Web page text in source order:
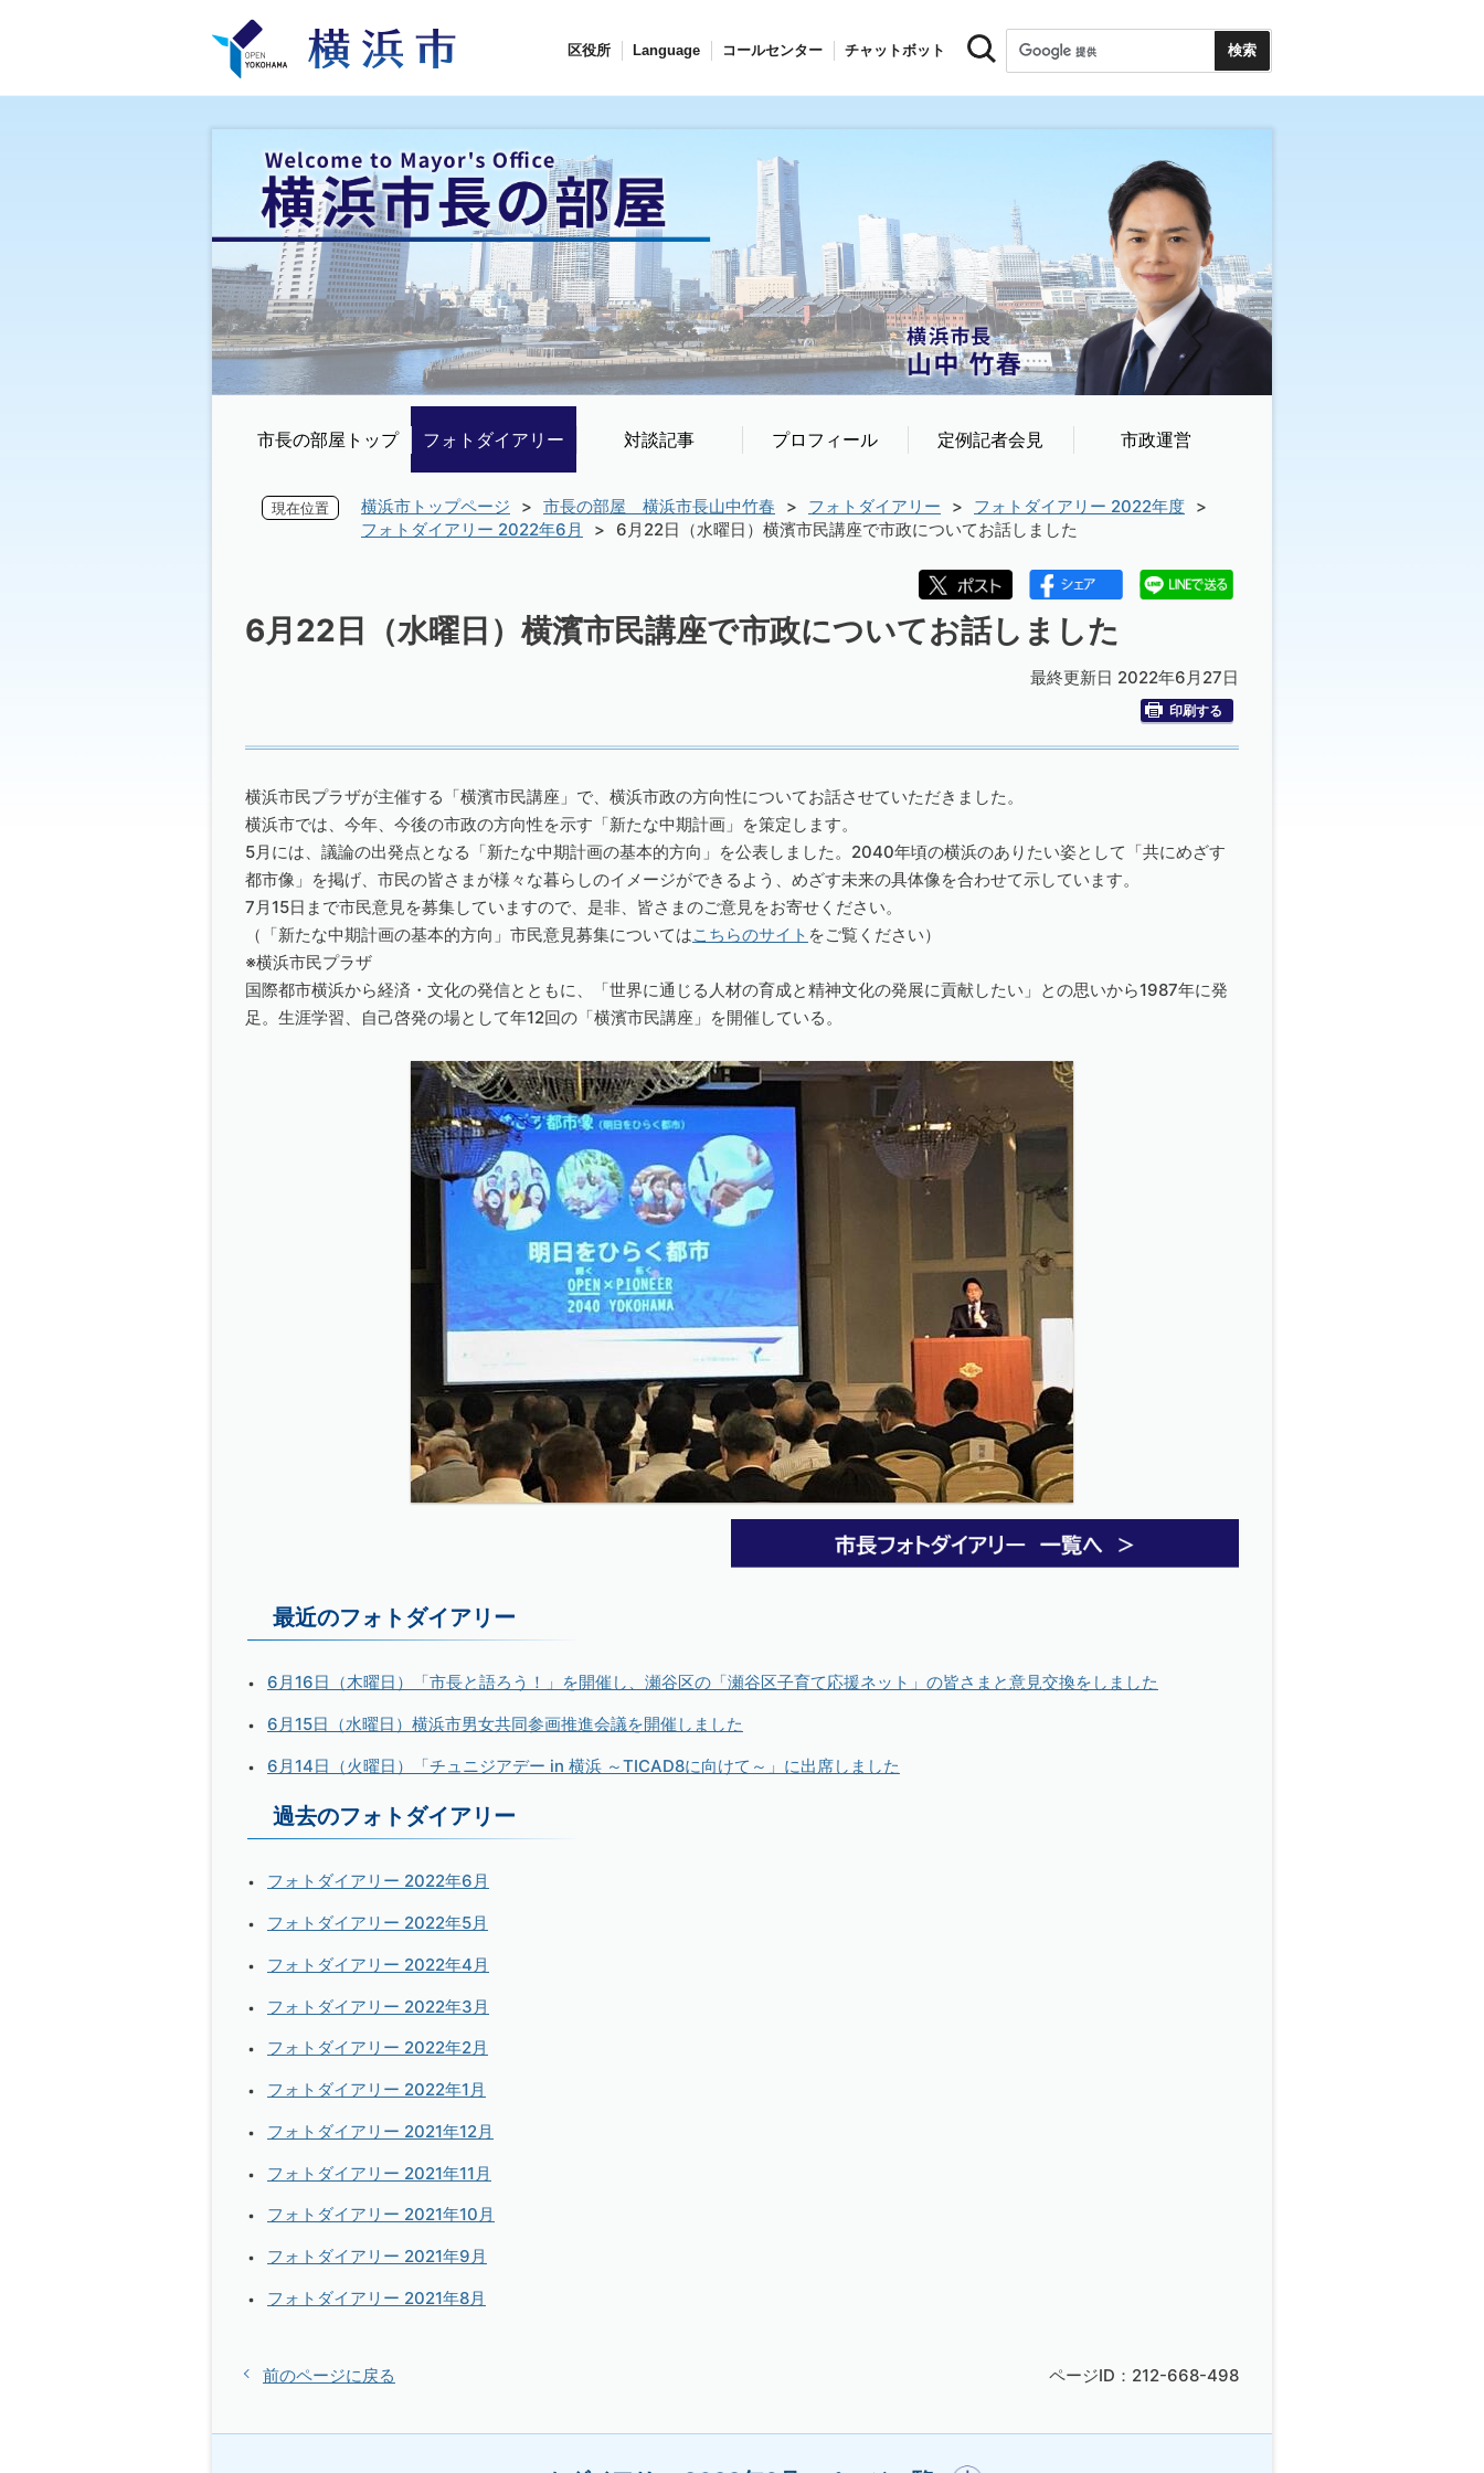
区役所 Language コールセンター チャットボット
市長の部屋トップ フォトダイアリー 対談記事 プロフィール 定例記者会見 市政運営
現在位置 横浜市トップページ 市長の部屋 横浜市長山中竹春 フォトダイアリー
フォトダイアリー 2022年度
フォトダイアリー 2022年6月
6月22日（水曜日）横濱市民講座で市政についてお話しました
6月22日（水曜日）横濱市民講座で市政についてお話しました
最終更新日 2022年6月27日
印刷する
横浜市民プラザが主催する「横濱市民講座」で、横浜市政の方向性についてお話させていただきました。
横浜市では、今年、今後の市政の方向性を示す「新たな中期計画」を策定します。
5月には、議論の出発点となる「新たな中期計画の基本的方向」を公表しました。2040年頃の横浜のありたい姿として「共にめざす
都市像」を掲げ、市民の皆さまが様々な暮らしのイメージができるよう、めざす未来の具体像を合わせて示しています。
7月15日まで市民意見を募集していますので、是非、皆さまのご意見をお寄せください。
（「新たな中期計画の基本的方向」市民意見募集についてはこちらのサイト をご覧ください）
※横浜市民プラザ
国際都市横浜から経済・文化の発信とともに、「世界に通じる人材の育成と精神文化の発展に貢献したい」との思いから1987年に発
足。生涯学習、自己啓発の場として年12回の「横濱市民講座」を開催している。
最近のフォトダイアリー
6月16日（木曜日）「市長と語ろう！」を開催し、瀬谷区の「瀬谷区子育て応援ネット」の皆さまと意見交換をしました
6月15日（水曜日）横浜市男女共同参画推進会議を開催しました
6月14日（火曜日）「チュニジアデー in 横浜 ～TICAD8に向けて～」に出席しました
過去のフォトダイアリー
フォトダイアリー 2022年6月
フォトダイアリー 2022年5月
フォトダイアリー 2022年4月
フォトダイアリー 2022年3月
フォトダイアリー 2022年2月
フォトダイアリー 2022年1月
フォトダイアリー 2021年12月
フォトダイアリー 2021年11月
フォトダイアリー 2021年10月
フォトダイアリー 2021年9月
フォトダイアリー 2021年8月
前のページに戻る ページID：212-668-498